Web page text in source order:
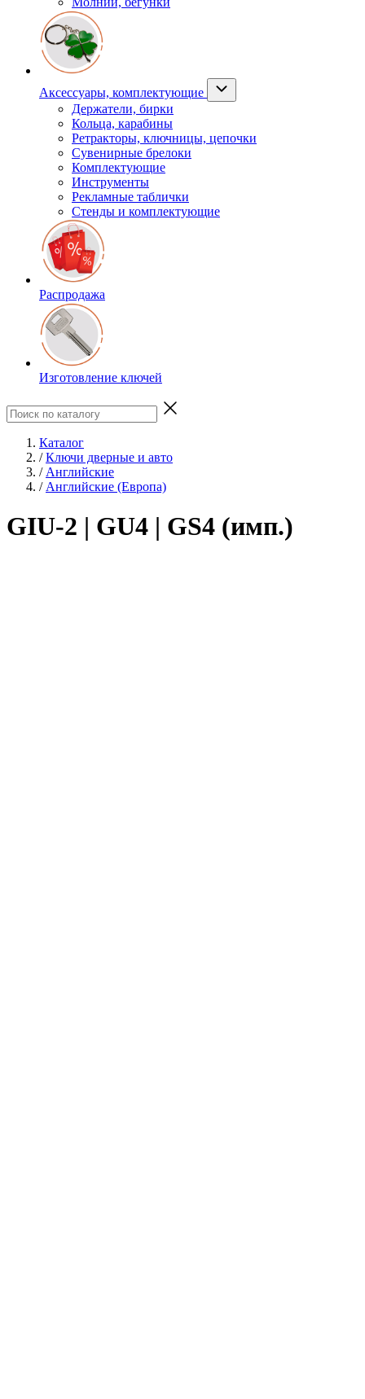
Аксессуары, комплектующие
Держатели, бирки
Кольца, карабины
Ретракторы, ключницы, цепочки
Сувенирные брелоки
Комплектующие
Инструменты
Рекламные таблички
Стенды и комплектующие
Распродажа
Изготовление ключей
Каталог
/ Ключи дверные и авто
/ Английские
/ Английские (Европа)
GIU-2 | GU4 | GS4 (имп.)